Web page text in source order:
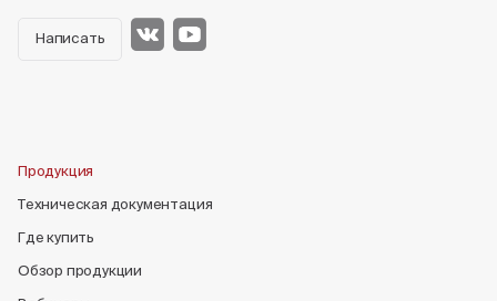
Написать
Продукция
Техническая документация
Где купить
Обзор продукции